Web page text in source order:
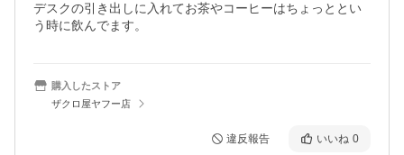
デスクの引き出しに入れてお茶やコーヒーはちょっととい
う時に飲んでます。
購入したストア
ザクロ屋ヤフー店
違反報告 いいね 0